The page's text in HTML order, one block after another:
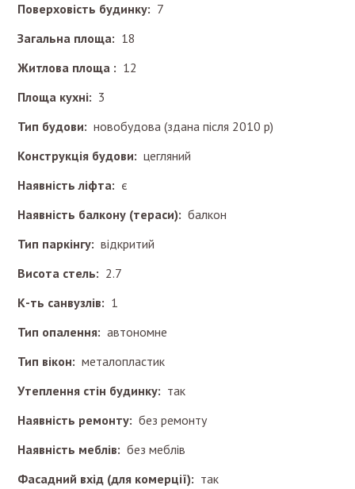
Поверховість будинку: 7
Загальна площа: 18
Житлова площа : 12
Площа кухні: 3
Тип будови: новобудова (здана після 2010 р)
Конструкція будови: цегляний
Наявність ліфта: є
Наявність балкону (тераси): балкон
Тип паркінгу: відкритий
Висота стель: 2.7
К-ть санвузлів: 1
Тип опалення: автономне
Тип вікон: металопластик
Утеплення стін будинку: так
Наявність ремонту: без ремонту
Наявність меблів: без меблів
Фасадний вхід (для комерції): так